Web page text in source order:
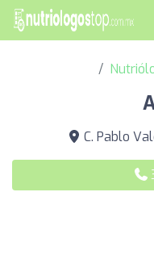
C. Pablo